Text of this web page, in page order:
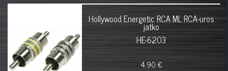
Hollywood Energetic RCA ML RCA-uros
jatko
HE-6203
4.90 €